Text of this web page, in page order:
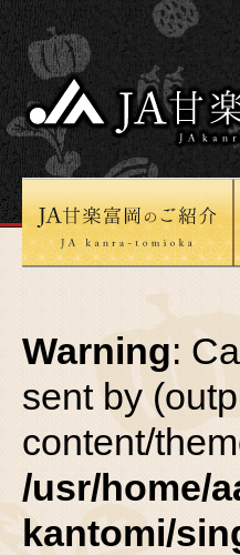
Warning:
sent by
content/
/usr/home/
kantomi/